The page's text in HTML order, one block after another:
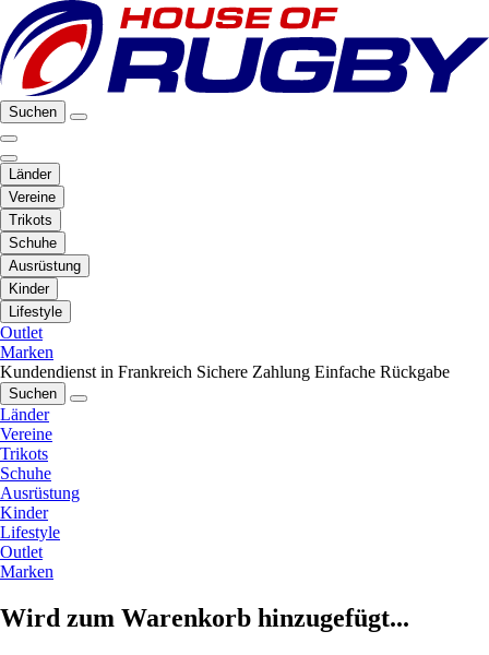
Suchen
Länder
Vereine
Trikots
Schuhe
Ausrüstung
Kinder
Lifestyle
Outlet
Marken
Kundendienst in Frankreich Sichere Zahlung Einfache Rückgabe
Suchen
Länder
Vereine
Trikots
Schuhe
Ausrüstung
Kinder
Lifestyle
Outlet
Marken
Wird zum Warenkorb hinzugefügt...